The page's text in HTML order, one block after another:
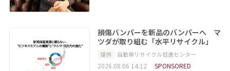
損傷バンパーを新品のバンパーへ マ
ツダが取り組む「水平リサイクル」
提供 自動車リサイクル促進センター
2026.08.06 14:12 SPONSORED